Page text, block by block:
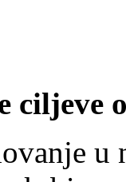
ciljeve
u